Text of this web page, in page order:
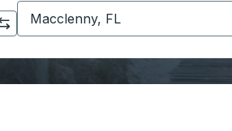
ouvrir les options de
Commencez à saisir la ville de